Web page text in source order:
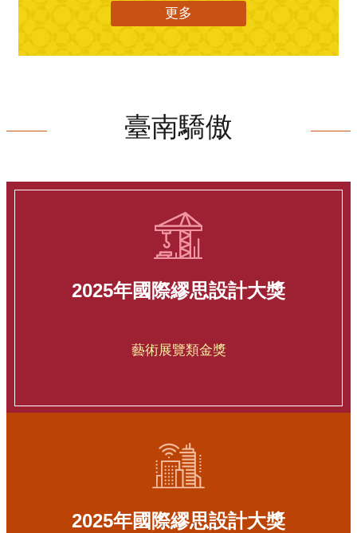
（115）年0625豪雨期間，M幹線抽水站
區秀昌、羊稠厝、華宗、下溪洲等抽水
及立法院在經費上大力支援，讓抽水站
順利完成，地方減除積淹水之苦。 黃偉
位上漲，導致地表雨水難以排除，必須
以機械方式進行抽排。為有效解決此問
題，市府向內政部國土管理署爭取爭取
前瞻計畫經費，設置4部每秒4立方公尺
央合作，由內政部國土屬下水道分署代
更多
臺南驕傲
2025年國際繆思設計大獎
藝術展覽類金獎
2025年國際繆思設計大獎